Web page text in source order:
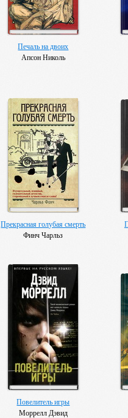
Печаль на двоих
Апсон Николь
Прекрасная голубая смерть
Финч Чарльз
Повелитель игры
Моррелл Дэвид